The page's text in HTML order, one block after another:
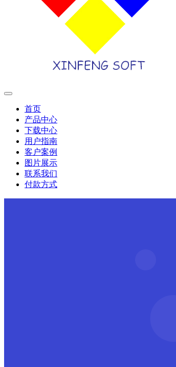
首页
产品中心
下载中心
用户指南
客户案例
图片展示
联系我们
付款方式